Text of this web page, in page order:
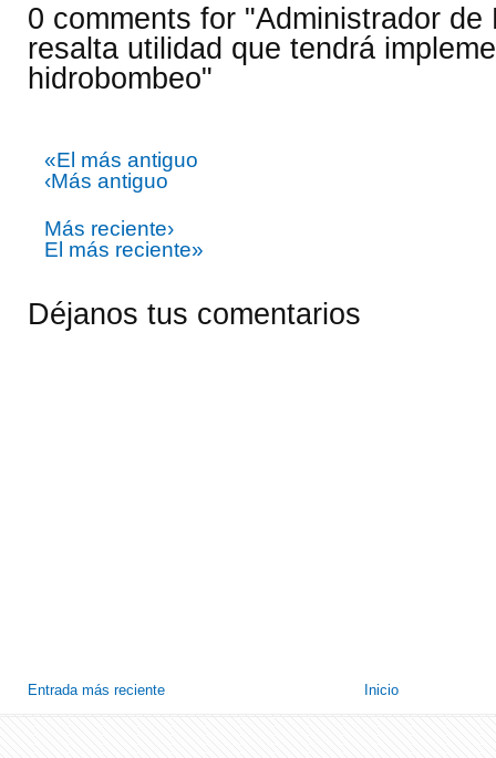
0 comments for "Administrador de
resalta utilidad que tendrá
hidrobombeo"
«El más antiguo
‹Más antiguo
Más reciente›
El más reciente»
Déjanos tus comentarios
Entrada más reciente Inicio